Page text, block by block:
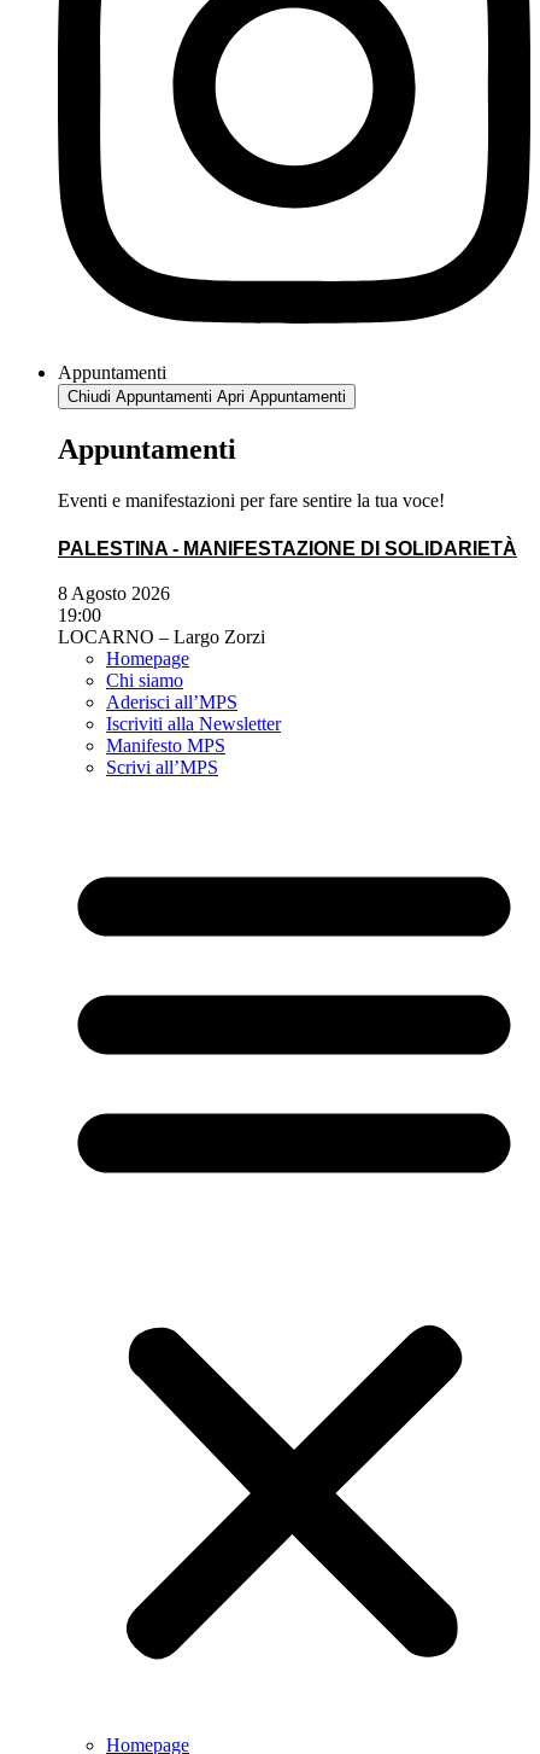
Appuntamenti
Chiudi Appuntamenti Apri Appuntamenti
Appuntamenti
Eventi e manifestazioni per fare sentire la tua voce!
PALESTINA - MANIFESTAZIONE DI SOLIDARIETÀ
8 Agosto 2026
19:00
LOCARNO – Largo Zorzi
Homepage
Chi siamo
Aderisci all’MPS
Iscriviti alla Newsletter
Manifesto MPS
Scrivi all’MPS
Homepage